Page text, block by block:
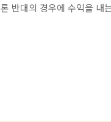
반대의 경우에 수익을 내